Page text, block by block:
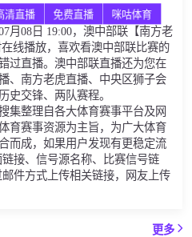
清直播 免费直播 咪咕体育
月08日 19:00，澳中部联【南方老
线播放，喜欢看澳中部联比赛的
过直播。澳中部联直播还为您在
、南方老虎直播、中央区狮子会
史交锋、两队赛程。
集整理自各大体育赛事平台及网
育赛事资源为主旨，为广大体育
而成，如果用户发现有更稳定流
接、信号源名称、比赛信号链
件方式上传相关链接，网友上传
更多